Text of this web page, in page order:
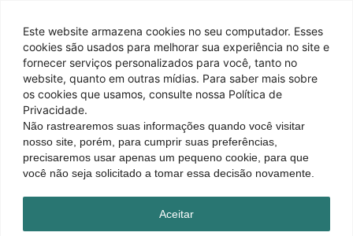
Este website armazena cookies no seu computador. Esses
cookies são usados ​​para melhorar sua experiência no site e
fornecer serviços personalizados para você, tanto no
website, quanto em outras mídias. Para saber mais sobre
os cookies que usamos, consulte nossa Política de
Privacidade.
Não rastrearemos suas informações quando você visitar
nosso site, porém, para cumprir suas preferências,
precisaremos usar apenas um pequeno cookie, para que
você não seja solicitado a tomar essa decisão novamente.
Aceitar
Página inicial|Blog|Ceno – QUEM FAZ